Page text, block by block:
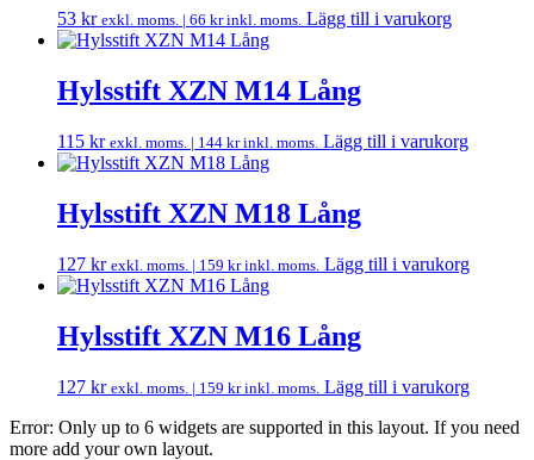
53 kr exkl. moms. | 66 krinkl. moms. Lägg till i varukorg
Hylsstift XZN M14 Lång
115 kr exkl. moms. | 144 krinkl. moms. Lägg till i varukorg
Hylsstift XZN M18 Lång
127 kr exkl. moms. | 159 krinkl. moms. Lägg till i varukorg
Hylsstift XZN M16 Lång
127 kr exkl. moms. | 159 krinkl. moms. Lägg till i varukorg
Error: Only up to 6 widgets are supported in this layout. If you need
more add your own layout.